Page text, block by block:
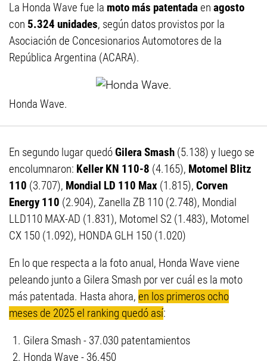
La Honda Wave fue la moto más patentadaen agosto
con 5.324 unidades, según datos provistos por la
Asociación de Concesionarios Automotores de la
República Argentina (ACARA).
Honda Wave.
En segundo lugar quedóGilera Smash (5.138) y luego se
encolumnaron: Keller KN 110-8 (4.165), Motomel Blitz
110 (3.707), Mondial LD 110 Max (1.815), Corven
Energy 110 (2.904), Zanella ZB 110 (2.748), Mondial
LLD110 MAX-AD (1.831), Motomel S2 (1.483), Motomel
CX 150 (1.092), HONDA GLH 150 (1.020)
En lo que respecta a la foto anual, Honda Wave viene
peleando junto a Gilera Smash por ver cuál es la moto
más patentada. Hasta ahora, en los primeros ocho
meses de 2025 el ranking quedó así:
Gilera Smash - 37.030 patentamientos
Honda Wave - 36.450